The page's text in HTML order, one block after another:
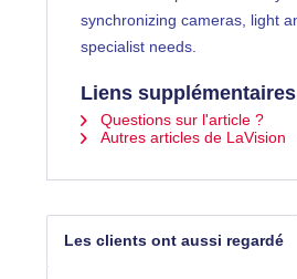
synchronizing cameras, light
specialist needs.
Liens supplémentaires
Questions sur l'article ?
Autres articles de LaVision
Les clients ont aussi regardé